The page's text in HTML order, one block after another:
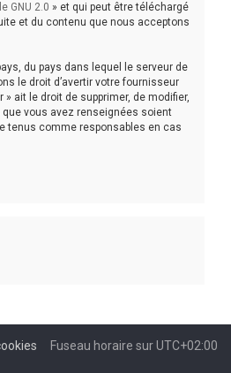
GNU 2.0 » et qui peut être téléchargé
et du contenu que nous acceptons
du pays dans lequel le serveur de
le droit d’avertir votre fournisseur
ait le droit de supprimer, de modifier,
vous avez renseignées soient
tenus comme responsables en cas
Fuseau horaire surUTC+02:00